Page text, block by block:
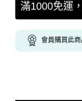
滿1000免運
會員購買此